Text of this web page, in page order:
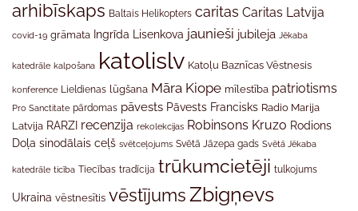
arhibīskaps Baltais Helikopters caritas Caritas Latvija
covid-19 grāmata Ingrīda Lisenkova jaunieši jubileja Jēkaba
katedrāle kalpošana katolislv Katoļu Baznīcas Vēstnesis
konference Lieldienas lūgšana Māra Kiope mīlestība patriotisms
Pro Sanctitate pārdomas pāvests Pāvests Francisks Radio Marija
Latvija RARZI recenzija rekolekcijas Robinsons Kruzo Rodions
Doļa sinodālais ceļš svētceļojums Svētā Jāzepa gads Svētā Jēkaba
katedrāle ticība Tiecības tradīcija trūkumcietēji tulkojums
Ukraina vēstnesītis vēstījumsZbigņevs